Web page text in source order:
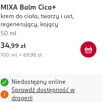
MIXA Balm Cica+
krem do ciała, twarzy i ust,
regenerujący, kojący
50 ml
34,99 zł
100 ml = 69,98 zł
Niedostępny online
Sprawdź dostępność w
drogerii